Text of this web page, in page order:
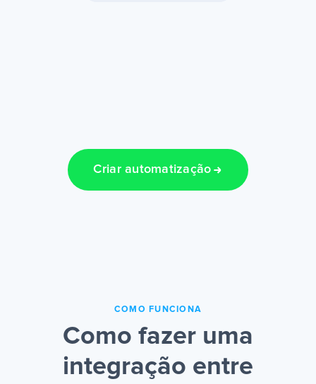
Criar automatização
COMO FUNCIONA
Como fazer uma
integração entre